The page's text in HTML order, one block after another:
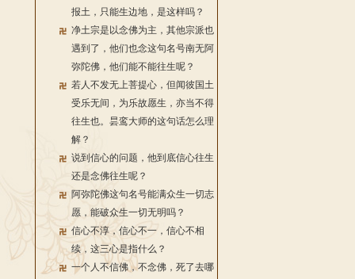
报土，只能生边地，是这样吗？
净土宗是以念佛为主，其他宗派也
遇到了，他们也念这句名号南无阿
弥陀佛，他们能不能往生呢？
若人不发无上菩提心，但闻彼国土
受乐无间，为乐故愿生，亦当不得
往生也。昙鸾大师的这句话怎么理
解？
说到信心的问题，他到底信心往生
还是念佛往生呢？
阿弥陀佛这句名号能满众生一切志
愿，能破众生一切无明吗？
信心不淳，信心不一，信心不相
续，这三心是指什么？
一个人不信佛，不念佛，死了去哪